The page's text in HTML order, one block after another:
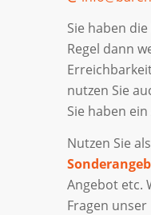
Sie haben
Regel dann
nutzen Sie
Sie haben
Nutzen Sie
Angebot etc.
Fragen unser